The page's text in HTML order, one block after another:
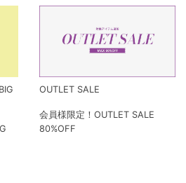
OUTLET SALE
会員様限定！OUTLET SALE
80%OFF